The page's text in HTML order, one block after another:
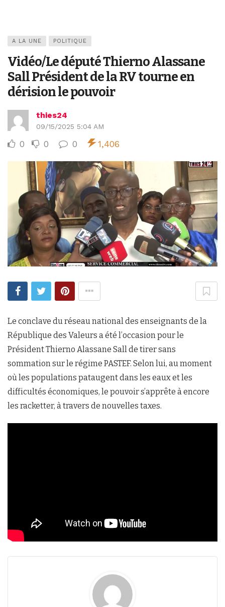
A LA UNE POLITIQUE
Vidéo/Le député Thierno Alassane
Sall Président de la RV tourne en
dérision le pouvoir
thies24
09/15/2025 5:04 AM
0 0 0 1,406
Le conclave du réseau national des enseignants de la
République des Valeurs a été l’occasion pour le
Président Thierno Alassane Sall de tirer sans
sommation sur le régime PASTEF. Selon lui, au moment
où les populations pataugent dans les eaux et les
difficultés économiques, le pouvoir s’apprête à encore
les racketter, à travers de nouvelles taxes.